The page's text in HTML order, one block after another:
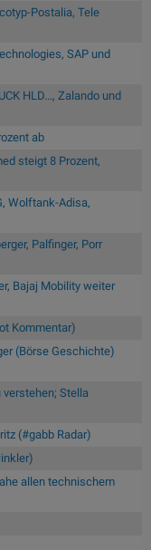
Postalia, Tele
SAP und
HLD..., Zalando und
ab
steigt 8 Prozent,
Wolftank-Adisa,
Palfinger, Porr
Bajaj Mobility weiter
Kommentar)
(Börse Geschichte)
verstehen; Stella
(#gabb Radar)
allen technischem